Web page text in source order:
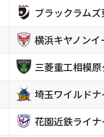
ブラックラムズ
横浜キヤノンイ
三菱重工相模
埼玉ワイルド
花園近鉄ライナ